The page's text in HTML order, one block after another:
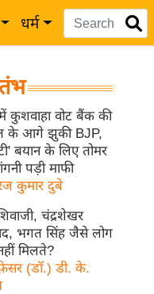
धर्म
कुशवाहा वोट बैंक की
के आगे झुकी BJP,
बयान के लिए तोमर
पड़ी माफी
कुमार दुबे
चंद्रशेखर
भगत सिंह जैसे लोग
मिलते?
(डॉ.) डी. के.